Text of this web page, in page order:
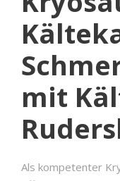
mit
Als kompetenter